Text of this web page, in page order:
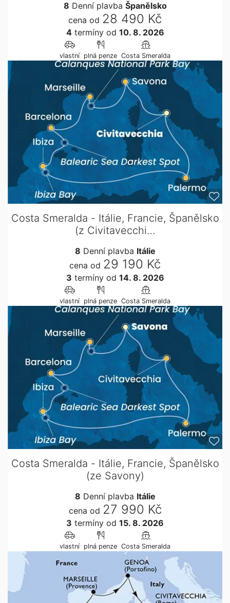
8 Denní plavba Španělsko
cena od 28 490 Kč
4termínyod 10. 8. 2026
vlastní plná penze Costa Smeralda
Costa Smeralda - Itálie, Francie, Španělsko
(z Civitavecchi…
8 Denní plavba Itálie
cena od 29 190 Kč
3 termínyod 14. 8. 2026
vlastní plná penze Costa Smeralda
Costa Smeralda - Itálie, Francie, Španělsko
(ze Savony)
8 Denní plavba Itálie
cena od 27 990 Kč
3 termíny od 15. 8. 2026
vlastní plná penze Costa Smeralda